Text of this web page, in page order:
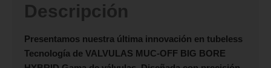
Descripción
Presentamos nuestra última innovación en tubeless
Tecnología de VALVULAS MUC-OFF BIG BORE